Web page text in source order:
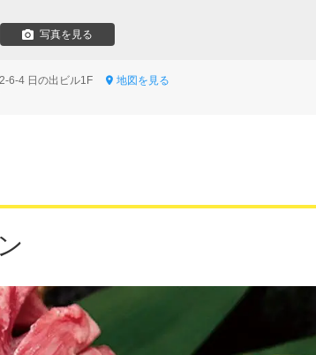
写真を見る
6-4 日の出ビル1F
地図を見る